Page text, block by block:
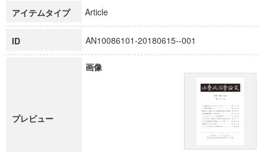
博士課程教育リーディングプログラム「超成熟社会発展のサ
アイテムタイプ Article
ID AN10086101-20180615--001
プレビュー
画像